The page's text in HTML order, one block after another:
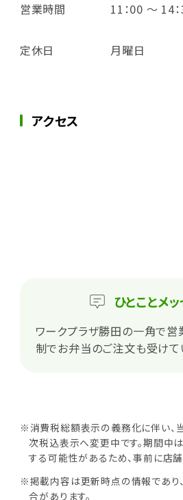
営業時間 11：00 ～ 14
定休日 月曜日
アクセス
ひとことメ
ワークプラザ勝田の一角で営
制でお弁当のご注文も受けて
※消費税総額表示の義務化に伴い、
次税込表示へ変更中です。期間中
する可能性があるため、事前に店舗
※掲載内容は更新時点の情報であり
合があります。